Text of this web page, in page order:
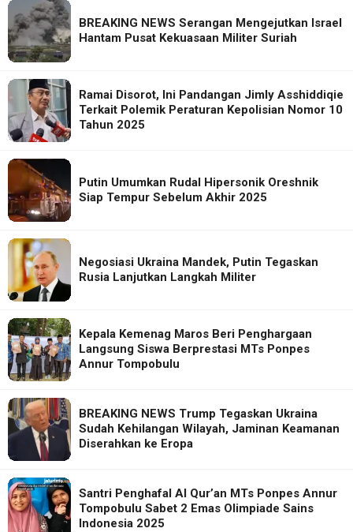
BREAKING NEWS Serangan Mengejutkan Israel
Hantam Pusat Kekuasaan Militer Suriah
Ramai Disorot, Ini Pandangan Jimly Asshiddiqie
Terkait Polemik Peraturan Kepolisian Nomor 10
Tahun 2025
Putin Umumkan Rudal Hipersonik Oreshnik
Siap Tempur Sebelum Akhir 2025
Negosiasi Ukraina Mandek, Putin Tegaskan
Rusia Lanjutkan Langkah Militer
Kepala Kemenag Maros Beri Penghargaan
Langsung Siswa Berprestasi MTs Ponpes
Annur Tompobulu
BREAKING NEWS Trump Tegaskan Ukraina
Sudah Kehilangan Wilayah, Jaminan Keamanan
Diserahkan ke Eropa
Santri Penghafal Al Qur’an MTs Ponpes Annur
Tompobulu Sabet 2 Emas Olimpiade Sains
Indonesia 2025